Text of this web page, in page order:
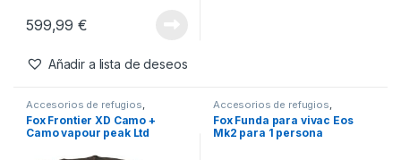
599,99€
Añadir a lista de deseos
Accesorios de refugios
Refugios
Fox Frontier XD Camo +
Camo vapour peak Ltd
Accesorios de refugios
Refugios
Fox Funda para vivac Eos
Mk2 para 1 persona